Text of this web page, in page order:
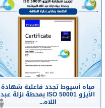
مياه أسيوط تجدد فاعلية شهادة
الأيزو ISO 50001 بمحطة نزلة عبد
اللاه...